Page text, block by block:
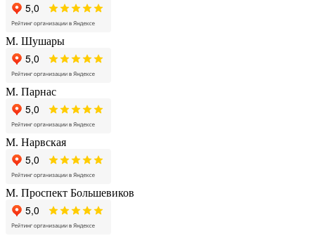
М. Шушары
М. Парнас
М. Нарвская
М. Проспект Большевиков